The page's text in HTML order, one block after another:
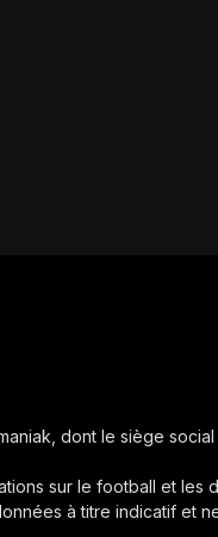
dont le siège
sur le football et
à titre indicatif et